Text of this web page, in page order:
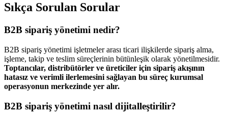
Sıkça Sorulan Sorular
B2B sipariş yönetimi nedir?
B2B sipariş yönetimi işletmeler arası ticari ilişkilerde sipariş alma,
işleme, takip ve teslim süreçlerinin bütünleşik olarak yönetilmesidir.
Toptancılar, distribütörler ve üreticiler için sipariş akışının
hatasız ve verimli ilerlemesini sağlayan bu süreç kurumsal
operasyonun merkezinde yer alır.
B2B sipariş yönetimi nasıl dijitalleştirilir?